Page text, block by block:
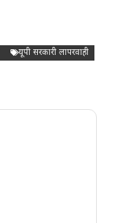
यूपी सरकारी लापरवाही